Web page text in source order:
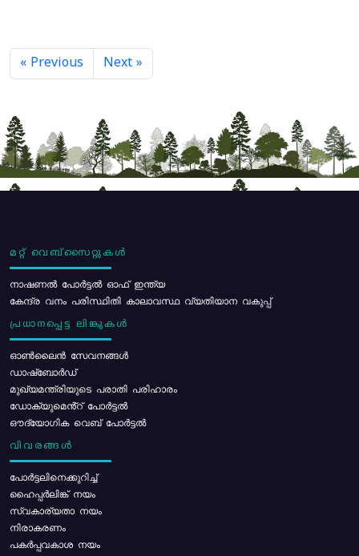
« Previous Next »
മറ്റ് വെബ്സൈറ്റുകൾ
നാഷണൽ പോർട്ടൽ ഓഫ് ഇന്ത്യ
കേന്ദ്ര വനം പരിസ്ഥിതി കാലാവസ്ഥ വ്യതിയാന വകുപ്പ്
പ്രധാനപ്പെട്ട ലിങ്കുകൾ
ഓൺലൈൻ സേവനങ്ങൾ
ഡാഷ്ബോർഡ്
മുഖ്യമന്ത്രിയുടെ പരാതി പരിഹാരം
ഡോക്യുമെൻ്റ് പോർട്ടൽ
ഔദ്യോഗിക വെബ് പോർട്ടൽ
വിവരങ്ങൾ
പോര്‍ട്ടലിനെക്കുറിച്ച്
ഹൈപ്പർലിങ്ക് നയം
സ്വകാര്യതാ നയം
നിരാകരണം
പകർപ്പവകാശ നയം